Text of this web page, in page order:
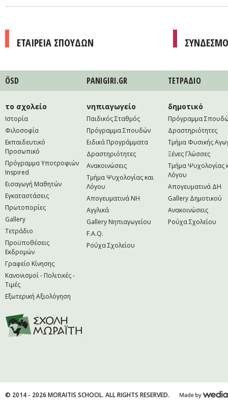
ΕΤΑΙΡΕΙΑ ΣΠΟΥΔΩΝ
ÖSD PANIGIRI.GR ΤΕΤΡAΔΙΟ
το σχολείο
Ιστορία
Φιλοσοφία
Εκπαιδευτικό
Προσωπικό
Πρόγραμμα Υποτροφιών
Inspired
Εισαγωγή Μαθητών
Εγκαταστάσεις
Πρωτοπορίες
Gallery
Τετράδιο
Προϋποθέσεις
Εκδρομών
Γραφείο Κίνησης
Κανονισμοί - Πολιτικές -
Τιμές
Εξωτερική Αξιολόγηση
νηπιαγωγείο
Παιδικός Σταθμός
Πρόγραμμα Σπουδών
Ειδικά Προγράμματα
Δραστηριότητες
Ανακοινώσεις
Τμήμα Ψυχολογίας και
Λόγου
Απογευματινά NH
Αγγλικά
Gallery Νηπιαγωγείου
F.A.Q.
Ρούχα Σχολείου
δημοτικό
Πρόγραμμα
Δραστηριότητες
Τμήμα Φυσικής
Ξένες Γλώσσες
Τμήμα Ψυχολογίας
Λόγου
Απογευματινά ΔΗ
Gallery Δημοτικού
Ανακοινώσεις
Ρούχα Σχολείου
© 2014 - 2026 MORAITIS SCHOOL. ALL RIGHTS RESERVED.